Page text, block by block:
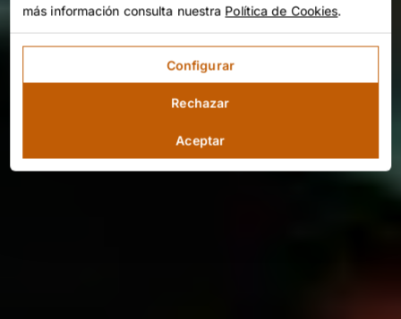
más información consulta nuestra Política de Cookies.
Configurar
Rechazar
Aceptar